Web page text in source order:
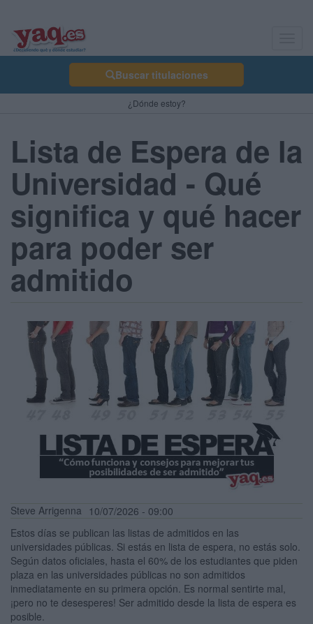
Buscar titulaciones
¿Dónde estoy?
Lista de Espera de la
Universidad - Qué
significa y qué hacer
para poder ser
admitido
Steve Arrigenna 10/07/2026 - 09:00
Estos días se publican las listas de admitidos en las
universidades públicas. Si estás en lista de espera, no estás solo.
Según datos oficiales, hasta el 60% de los estudiantes que piden
plaza en las universidades públicas no son admitidos
inmediatamente en su primera opción. Es normal sentirte mal,
¡pero no te desesperes! Ser admitido desde la lista de espera es
posible.